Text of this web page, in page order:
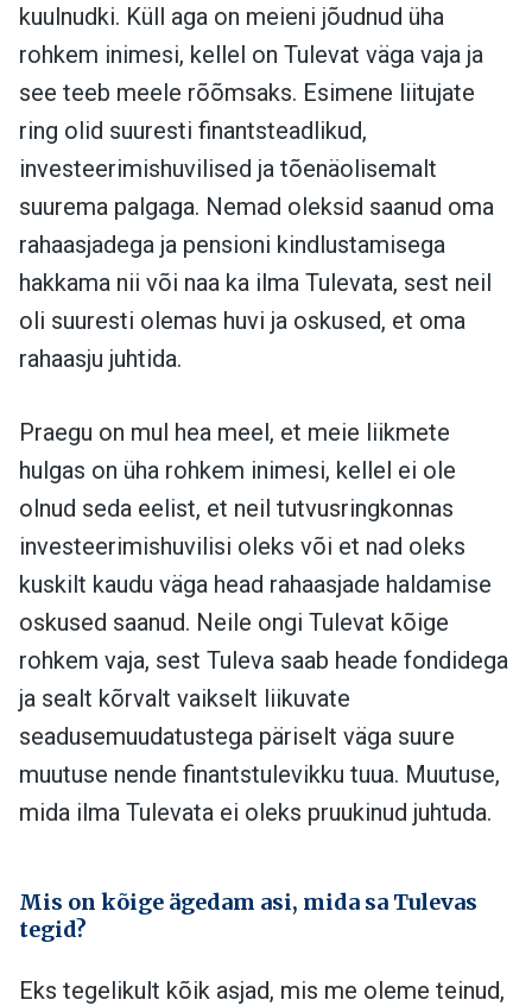
kuulnudki. Küll aga on meieni jõudnud üha
rohkem inimesi, kellel on Tulevat väga vaja ja
see teeb meele rõõmsaks. Esimene liitujate
ring olid suuresti finantsteadlikud,
investeerimishuvilised ja tõenäolisemalt
suurema palgaga. Nemad oleksid saanud oma
rahaasjadega ja pensioni kindlustamisega
hakkama nii või naa ka ilma Tulevata, sest neil
oli suuresti olemas huvi ja oskused, et oma
rahaasju juhtida.
Praegu on mul hea meel, et meie liikmete
hulgas on üha rohkem inimesi, kellel ei ole
olnud seda eelist, et neil tutvusringkonnas
investeerimishuvilisi oleks või et nad oleks
kuskilt kaudu väga head rahaasjade haldamise
oskused saanud. Neile ongi Tulevat kõige
rohkem vaja, sest Tuleva saab heade fondidega
ja sealt kõrvalt vaikselt liikuvate
seadusemuudatustega päriselt väga suure
muutuse nende finantstulevikku tuua. Muutuse,
mida ilma Tulevata ei oleks pruukinud juhtuda.
Mis on kõige ägedam asi, mida sa Tulevas
tegid?
Eks tegelikult kõik asjad, mis me oleme teinud,